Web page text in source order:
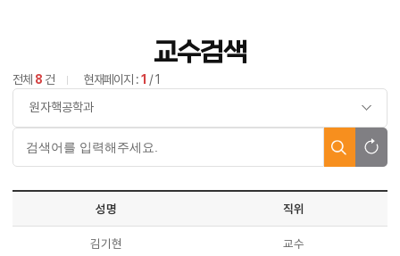
교수검색
전체 8 건 현재페이지 :1 / 1
성명 직위
김기현 교수